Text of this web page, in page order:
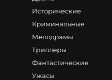
Исторические
Криминальные
Мелодрамы
Триллеры
Фантастические
Ужасы